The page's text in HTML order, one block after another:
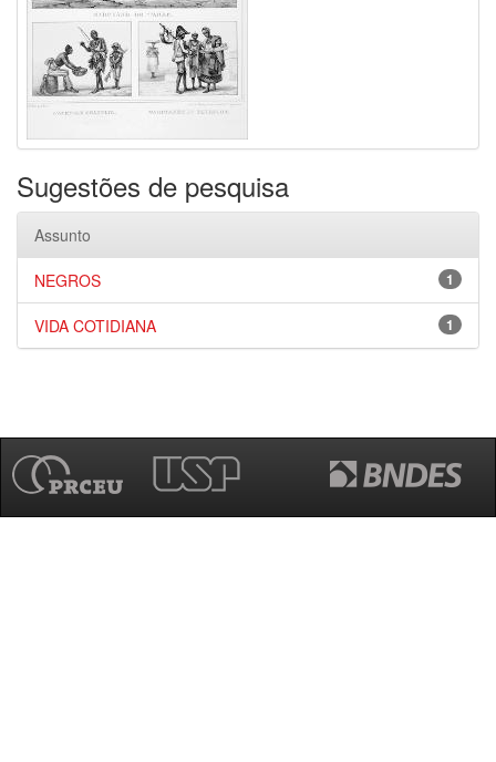
Sugestões de pesquisa
Assunto
1
NEGROS
1
VIDA COTIDIANA